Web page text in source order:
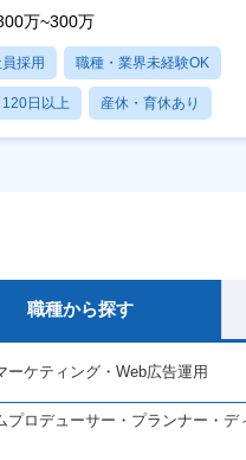
万~300万
採用 職種・業界未経験OK
日以上 産休・育休あり
20時間以内
職種から探す
ーケティング・Web広告運用
プロデューサー・プランナー・デ